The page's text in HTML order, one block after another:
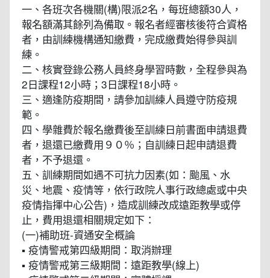
一、各班次各機關(構)限派2名，每班總額30人，
報名額滿其餘列為備取。報名者經審核後符合資格
者，由訓練機構通知繳費，完成繳費始得參與訓
練。
二、核實登錄公務人員終身學習時數，全程參與為
2日課程12小時；3日課程18小時。
三、適逢防疫期間，請參加訓練人員遵守防疫規
範。
四、學雜費於報名繳費後至訓練日前書面申請退費
者，退還已繳費用９０％；自訓練日起申請退費
者，不予退還。
五、訓練期間如遇不可抗力因素(如：颱風、水
災、地震、疫情等，依行政院人事行政總處或中央
疫情指揮中心公告)，造成訓練改成遠距教學或停
止，費用退還相關規定如下：
(一)補助班-資通安全概論
▪ 疫情警戒第四級期間：取消辦理
▪ 疫情警戒第三級期間：遠距教學(線上)